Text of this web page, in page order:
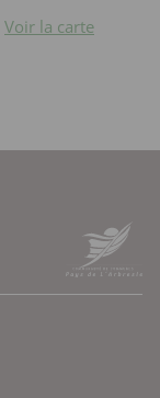
Voir la carte